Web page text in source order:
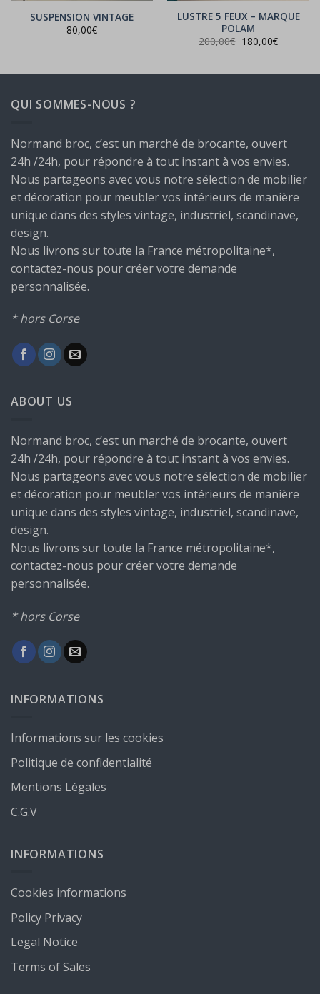
SUSPENSION VINTAGE
80,00€
LUSTRE 5 FEUX – MARQUE
POLAM
200,00€ Le
200,00€.
180,00€Le
180,00€.
QUI SOMMES-NOUS ?
Normand broc, c’est un marché de brocante, ouvert
24h /24h, pour répondre à tout instant à vos envies.
Nous partageons avec vous notre sélection de mobilier
et décoration pour meubler vos intérieurs de manière
unique dans des styles vintage, industriel, scandinave,
design.
Nous livrons sur toute la France métropolitaine*,
contactez-nous pour créer votre demande
personnalisée.
* hors Corse
ABOUT US
Normand broc, c’est un marché de brocante, ouvert
24h /24h, pour répondre à tout instant à vos envies.
Nous partageons avec vous notre sélection de mobilier
et décoration pour meubler vos intérieurs de manière
unique dans des styles vintage, industriel, scandinave,
design.
Nous livrons sur toute la France métropolitaine*,
contactez-nous pour créer votre demande
personnalisée.
* hors Corse
INFORMATIONS
Informations sur les cookies
Politique de confidentialité
Mentions Légales
C.G.V
INFORMATIONS
Cookies informations
Policy Privacy
Legal Notice
Terms of Sales